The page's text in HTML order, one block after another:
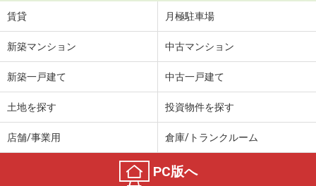
賃貸 月極駐車場
新築マンション 中古マンション
新築一戸建て 中古一戸建て
土地を探す 投資物件を探す
店舗/事業用 倉庫/トランクルーム
PC版へ